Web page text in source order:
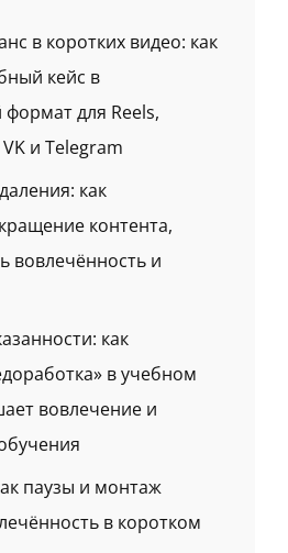
в коротких видео: как
кейс в
для Reels,
и Telegram
как
контента,
вовлечённость и
как
в учебном
вовлечение и
паузы и монтаж
в коротком